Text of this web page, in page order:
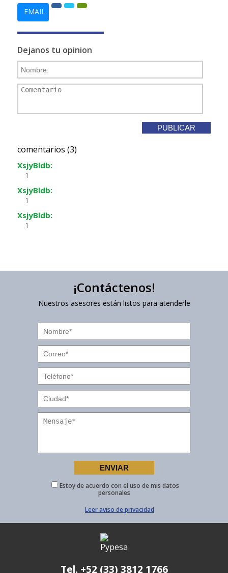
EMAIL
Dejanos tu opinion
comentarios (3)
XsjyBldb:
1
XsjyBldb:
1
XsjyBldb:
1
¡Contáctenos!
Nuestros asesores están listos para atenderle
Estoy de acuerdo con el uso de mis datos
personales
Leer aviso de privacidad
Tel. +52 (33) 3812 1766